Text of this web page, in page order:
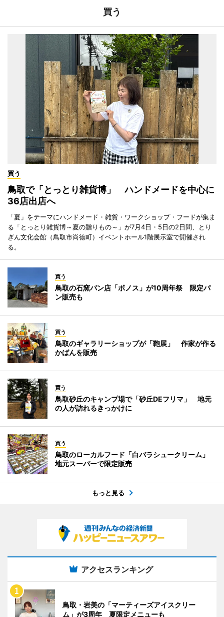
買う
買う
鳥取で「とっとり雑貨博」 ハンドメードを中心に
36店出店へ
「夏」をテーマにハンドメード・雑貨・ワークショップ・フードが集ま
る「とっとり雑貨博～夏の贈りもの～」が7月4日・5日の2日間、とり
ぎん文化会館（鳥取市尚徳町）イベントホール1階展示室で開催され
る。
買う
鳥取の石窯パン店「ボノス」が10周年祭 限定パ
ン販売も
買う
鳥取のギャラリーショップが「鞄展」 作家が作る
かばんを販売
買う
鳥取砂丘のキャンプ場で「砂丘DEフリマ」 地元
の人が訪れるきっかけに
買う
鳥取のローカルフード「白バラシュークリーム」
地元スーパーで限定販売
もっと見る
アクセスランキング
鳥取・岩美の「マーティーズアイスクリー
ム」が3周年 夏限定メニューも